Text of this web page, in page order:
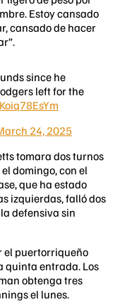
Estoy cansado
cansado de hacer
since he
left for the
24, 2025
tomara dos turnos
domingo, con el
que ha estado
izquierdas, falló dos
defensiva sin
el puertorriqueño
quinta entrada. Los
obtenga tres
el lunes.